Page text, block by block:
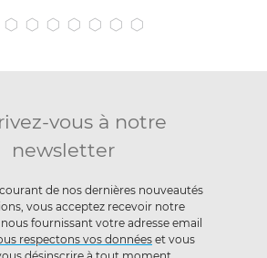
vous à notre
newsletter
de nos dernières nouveautés
vous acceptez recevoir notre
fournissant votre adresse email
respectons vos données et vous